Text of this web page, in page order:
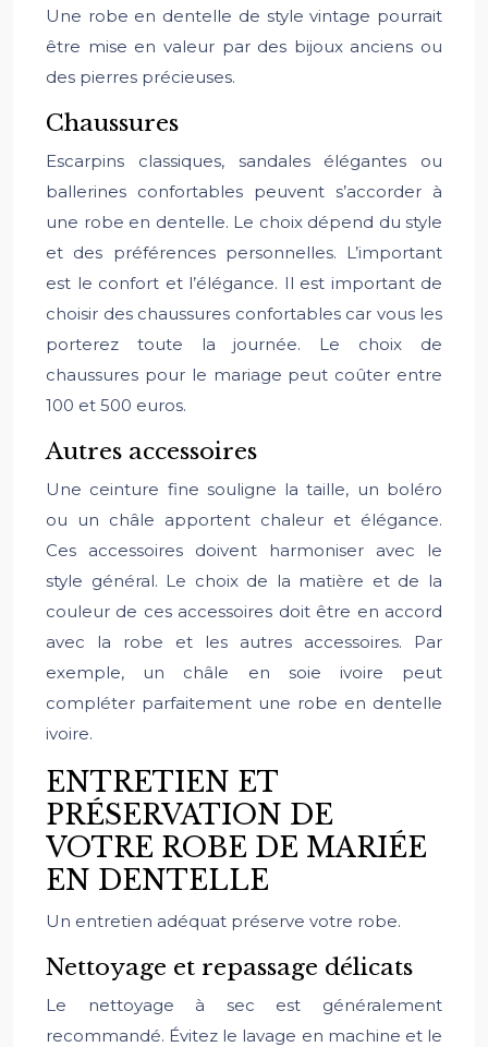
Une robe en dentelle de style vintage pourrait
être mise en valeur par des bijoux anciens ou
des pierres précieuses.
Chaussures
Escarpins classiques, sandales élégantes ou
ballerines confortables peuvent s’accorder à
une robe en dentelle. Le choix dépend du style
et des préférences personnelles. L’important
est le confort et l’élégance. Il est important de
choisir des chaussures confortables car vous les
porterez toute la journée. Le choix de
chaussures pour le mariage peut coûter entre
100 et 500 euros.
Autres accessoires
Une ceinture fine souligne la taille, un boléro
ou un châle apportent chaleur et élégance.
Ces accessoires doivent harmoniser avec le
style général. Le choix de la matière et de la
couleur de ces accessoires doit être en accord
avec la robe et les autres accessoires. Par
exemple, un châle en soie ivoire peut
compléter parfaitement une robe en dentelle
ivoire.
ENTRETIEN ET
PRÉSERVATION DE
VOTRE ROBE DE MARIÉE
EN DENTELLE
Un entretien adéquat préserve votre robe.
Nettoyage et repassage délicats
Le nettoyage à sec est généralement
recommandé. Évitez le lavage en machine et le